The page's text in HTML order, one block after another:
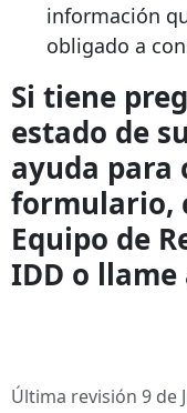
información
obligado a
Si tiene
estado de
ayuda para
formulario,
Equipo de
IDD o llame
Última revisión 9 de